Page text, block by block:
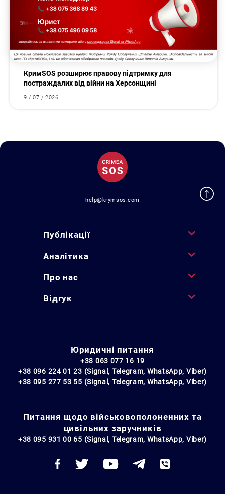
КримSOS розширює правову підтримку для
постраждалих від війни на Херсонщині
9 / 07 / 2026
help@krymsos.com
Публікації
Аналітика
Про нас
Відгук
Юридичні питання
+38 063 077 16 19
+38 096 224 01 23 (Signal, Telegram, WhatsApp, Viber)
+38 095 277 53 55 (Signal, Telegram, WhatsApp, Viber)
Питання щодо військовополоненних та
цивільних заручників
+38 095 931 00 65 (Signal, Telegram, WhatsApp, Viber)